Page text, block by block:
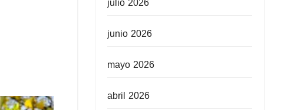
julio 2026
junio 2026
mayo 2026
abril 2026